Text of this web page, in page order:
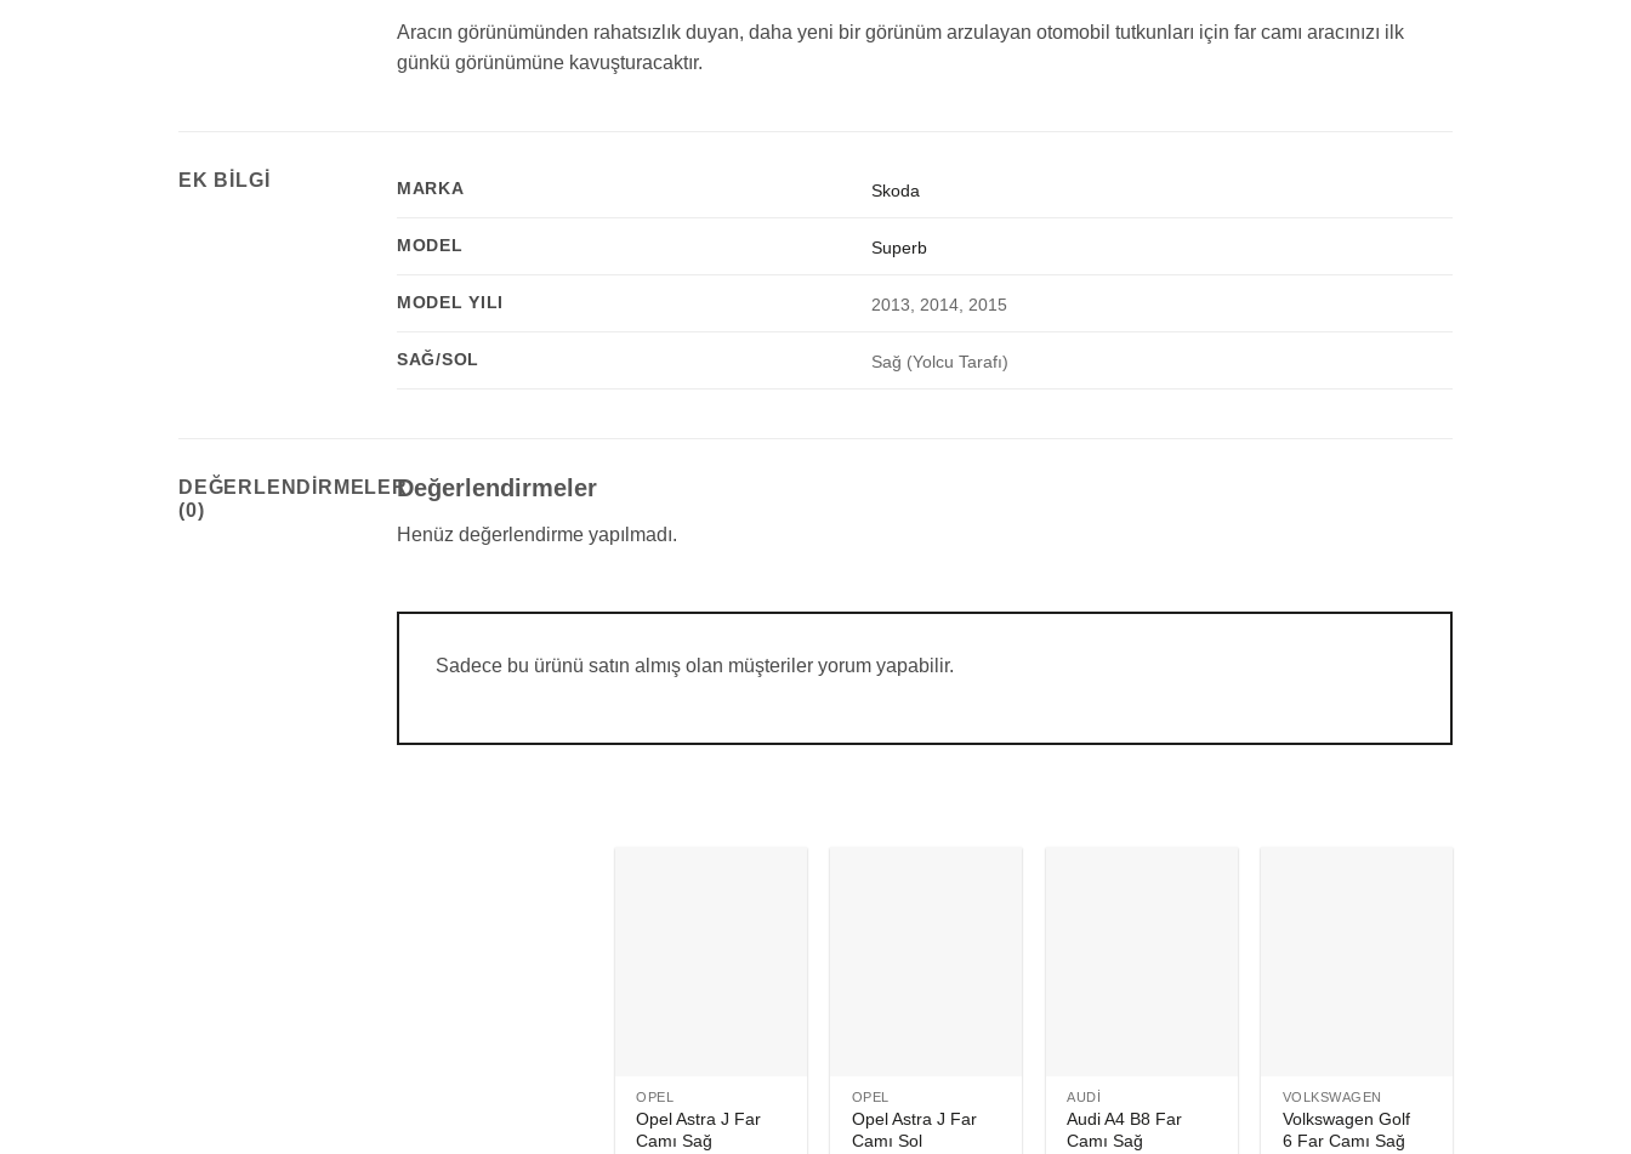
Aracın görünümünden rahatsızlık duyan, daha yeni bir görünüm arzulayan otomobil tutkunları için far camı aracınızı ilk
günkü görünümüne kavuşturacaktır.
EK BILGI MARKA Skoda
MODEL Superb
MODEL YILI 2013, 2014, 2015
SAĞ/SOL Sağ (Yolcu Tarafı)
DEĞERLENDIRMELER
(0)
Değerlendirmeler
Henüz değerlendirme yapılmadı.
Sadece bu ürünü satın almış olan müşteriler yorum yapabilir.
OPEL
Opel Astra J Far
Camı Sağ
OPEL
Opel Astra J Far
Camı Sol
AUDI
Audi A4 B8 Far
Camı Sağ
VOLKSWAGEN
Volkswagen Golf
6 Far Camı Sağ